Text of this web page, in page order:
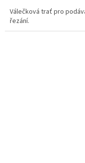
Válečková trať pro
řezání.